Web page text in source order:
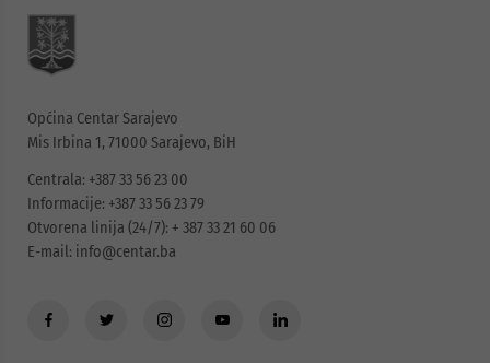
Općina Centar Sarajevo
Mis Irbina 1, 71000 Sarajevo, BiH
Centrala: +387 33 56 23 00
Informacije: +387 33 56 23 79
Otvorena linija (24/7): + 387 33 21 60 06
E-mail: info@centar.ba